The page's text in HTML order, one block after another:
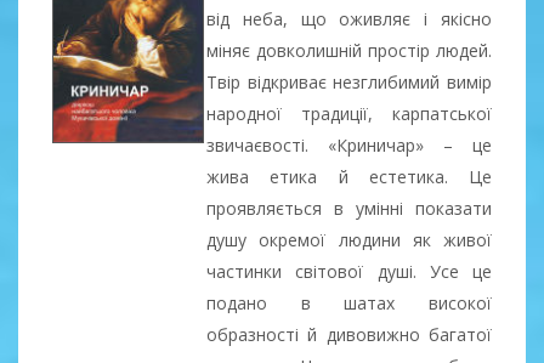
від неба, що оживляє і якісно
міняє довколишній простір людей.
Твір відкриває незглибимий вимір
народної традиції, карпатської
звичаєвості. «Криничар» – це
жива етика й естетика. Це
проявляється в умінні показати
душу окремої людини як живої
частинки світової душі. Усе це
подано в шатах високої
образності й дивовижно багатої